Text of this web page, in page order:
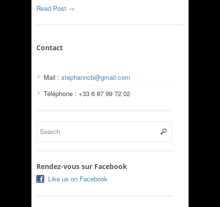
Read Post →
Contact
Mail : stephanncb@gmail.com
Téléphone : +33 6 87 99 72 02
Rendez-vous sur Facebook
Like us on Facebook